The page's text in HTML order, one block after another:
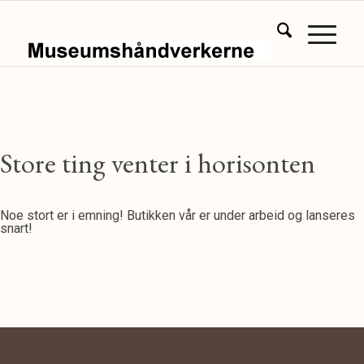
Store ting venter i horisonten
Noe stort er i emning! Butikken vår er under arbeid og lanseres
snart!